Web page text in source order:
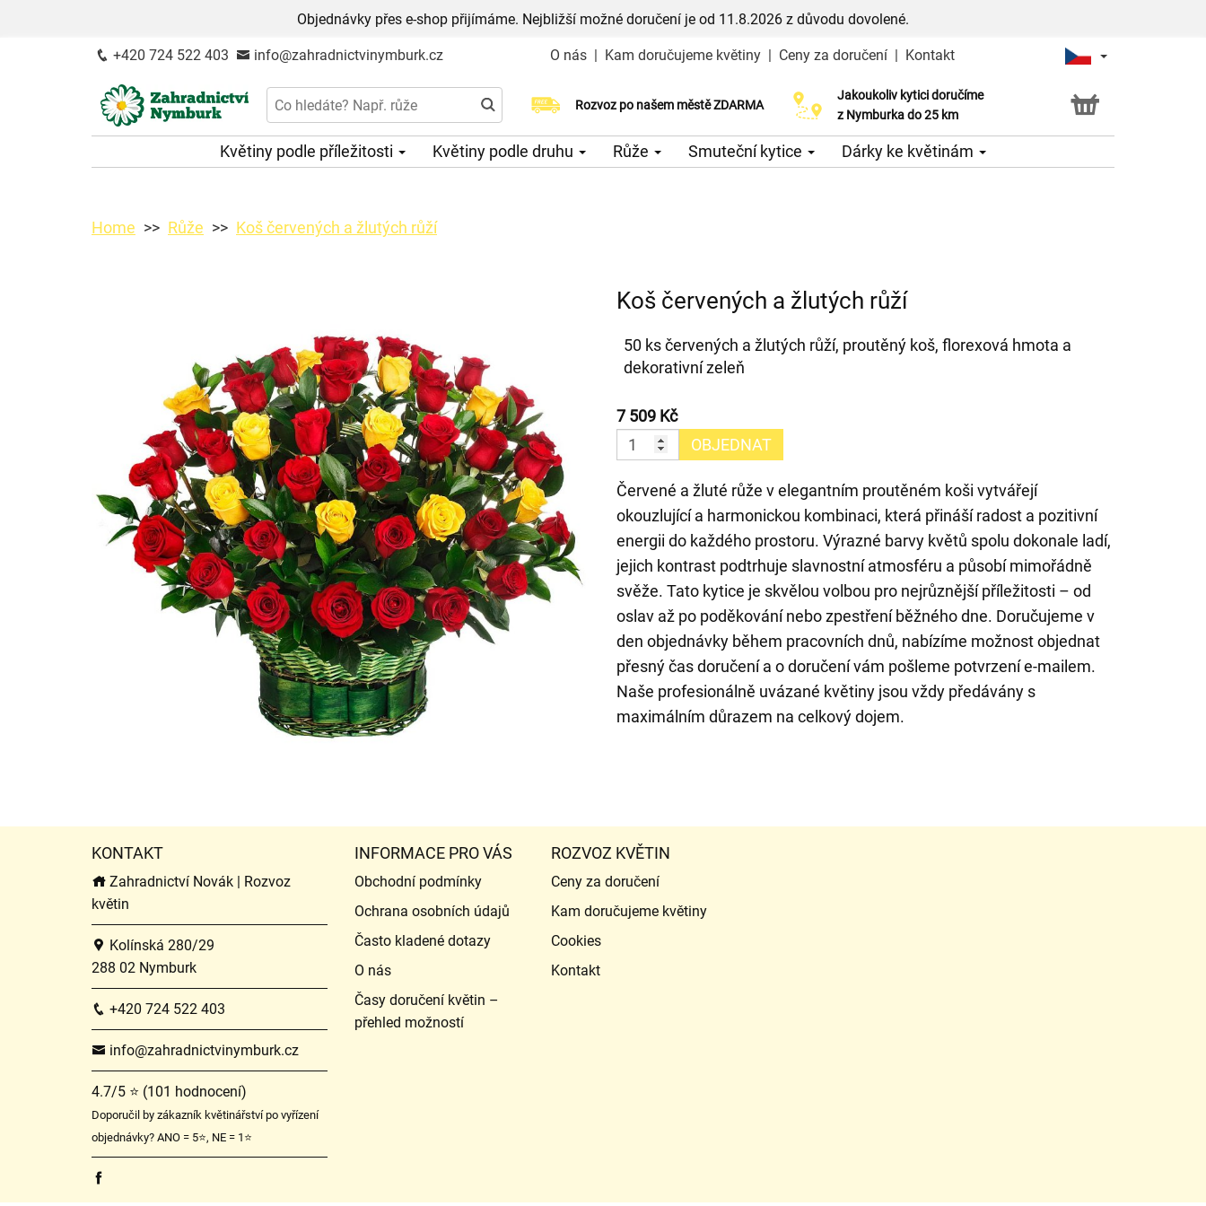
Objednávky přes e-shop přijímáme. Nejbližší možné doručení je od 11.8.2026 z důvodu dovolené.
+420 724 522 403 info@zahradnictvinymburk.cz O nás | Kam doručujeme květiny | Ceny za doručení | Kontakt
Rozvoz po našem městě ZDARMA
Možný výběr času a dne doručení
Jakoukoliv kytici doručíme
z Nymburka do 25 km
Možnost vyzvednout v naší květince
Květiny podle příležitosti Květiny podle druhu Růže Smuteční kytice Dárky ke květinám
Home Růže Koš červených a žlutých růží
Koš červených a žlutých růží
50 ks červených a žlutých růží, proutěný koš, florexová hmota a
dekorativní zeleň
7 509 Kč
OBJEDNAT
Červené a žluté růže v elegantním proutěném koši vytvářejí
okouzlující a harmonickou kombinaci, která přináší radost a pozitivní
energii do každého prostoru. Výrazné barvy květů spolu dokonale ladí,
jejich kontrast podtrhuje slavnostní atmosféru a působí mimořádně
svěže. Tato kytice je skvělou volbou pro nejrůznější příležitosti – od
oslav až po poděkování nebo zpestření běžného dne. Doručujeme v
den objednávky během pracovních dnů, nabízíme možnost objednat
přesný čas doručení a o doručení vám pošleme potvrzení e-mailem.
Naše profesionálně uvázané květiny jsou vždy předávány s
maximálním důrazem na celkový dojem.
KONTAKT
Zahradnictví Novák | Rozvoz
květin
Kolínská 280/29
288 02 Nymburk
+420 724 522 403
info@zahradnictvinymburk.cz
4.7/5 ⭐ (101 hodnocení)
Doporučil by zákazník květinářství po vyřízení
objednávky? ANO = 5⭐, NE = 1⭐
INFORMACE PRO VÁS
Obchodní podmínky
Ochrana osobních údajů
Často kladené dotazy
O nás
Časy doručení květin –
přehled možností
ROZVOZ KVĚTIN
Ceny za doručení
Kam doručujeme květiny
Cookies
Kontakt